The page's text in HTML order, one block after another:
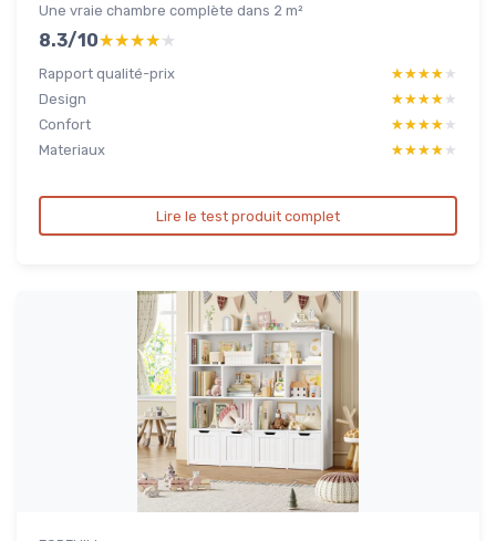
Une vraie chambre complète dans 2 m²
8.3/10★★★★★
★★★★★
Rapport qualité-prix ★★★★★
★★★★★
Design
★★★★★
★★★★★
Confort
★★★★★
★★★★★
Materiaux
★★★★★
★★★★★
Lire le test produit complet